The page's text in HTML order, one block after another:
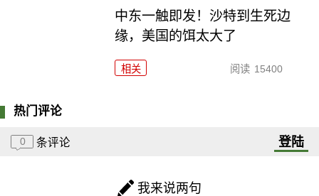
中东一触即发！沙特到生死边
缘，美国的饵太大了
相关 阅读 15400
热门评论
0 条评论 登陆
我来说两句